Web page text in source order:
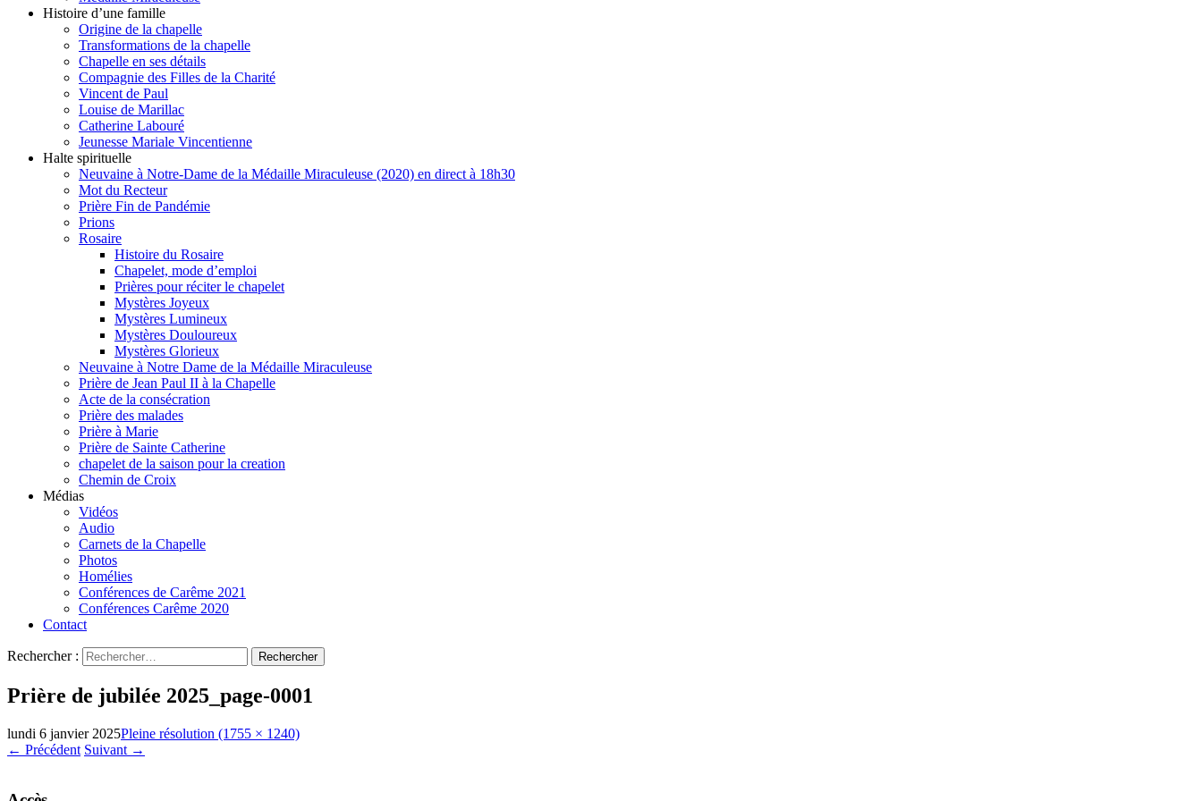
Histoire d’une famille
Origine de la chapelle
Transformations de la chapelle
Chapelle en ses détails
Compagnie des Filles de la Charité
Vincent de Paul
Louise de Marillac
Catherine Labouré
Jeunesse Mariale Vincentienne
Halte spirituelle
Neuvaine à Notre-Dame de la Médaille Miraculeuse (2020) en direct à 18h30
Mot du Recteur
Prière Fin de Pandémie
Prions
Rosaire
Histoire du Rosaire
Chapelet, mode d’emploi
Prières pour réciter le chapelet
Mystères Joyeux
Mystères Lumineux
Mystères Douloureux
Mystères Glorieux
Neuvaine à Notre Dame de la Médaille Miraculeuse
Prière de Jean Paul II à la Chapelle
Acte de la consécration
Prière des malades
Prière à Marie
Prière de Sainte Catherine
chapelet de la saison pour la creation
Chemin de Croix
Médias
Vidéos
Audio
Carnets de la Chapelle
Photos
Homélies
Conférences de Carême 2021
Conférences Carême 2020
Contact
Rechercher :
Prière de jubilée 2025_page-0001
lundi 6 janvier 2025Pleine résolution (1755 × 1240)
← Précédent Suivant →